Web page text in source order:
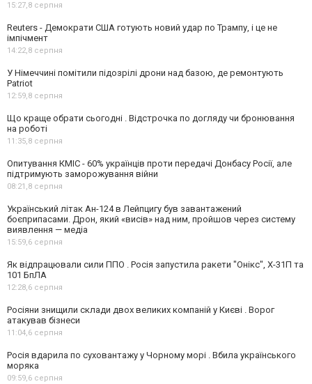
15:27,8 серпня
Reuters - Демократи США готують новий удар по Трампу, і це не
імпічмент
14:22,8 серпня
У Німеччині помітили підозрілі дрони над базою, де ремонтують
Patriot
12:59,8 серпня
Що краще обрати сьогодні . Відстрочка по догляду чи бронювання
на роботі
11:35,8 серпня
Опитування КМІС - 60% українців проти передачі Донбасу Росії, але
підтримують заморожування війни
08:21,8 серпня
Український літак Ан-124 в Лейпцигу був завантажений
боєприпасами. Дрон, який «висів» над ним, пройшов через систему
виявлення — медіа
15:59,6 серпня
Як відпрацювали сили ППО . Росія запустила ракети "Онікс", Х-31П та
101 БпЛА
12:28,6 серпня
Росіяни знищили склади двох великих компаній у Києві . Ворог
атакував бізнеси
11:04,6 серпня
Росія вдарила по суховантажу у Чорному морі . Вбила українського
моряка
09:59,6 серпня